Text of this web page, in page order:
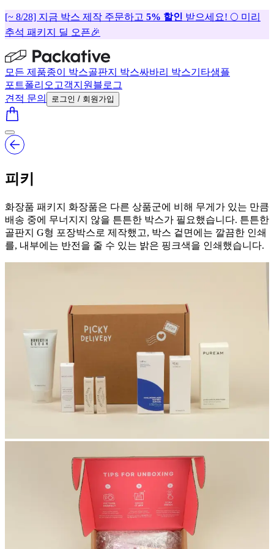
[~ 8/28] 지금 박스 제작 주문하고 5% 할인 받으세요! 🌕 미리
추석 패키지 딜 오픈🎉
모든 제품종이 박스골판지 박스싸바리 박스기타샘플
포트폴리오 고객지원 블로그
견적 문의
로그인 / 회원가입
피키
화장품 패키지 화장품은 다른 상품군에 비해 무게가 있는 만큼
배송 중에 무너지지 않을 튼튼한 박스가 필요했습니다. 튼튼한
골판지 G형 포장박스로 제작했고, 박스 겉면에는 깔끔한 인쇄
를, 내부에는 반전을 줄 수 있는 밝은 핑크색을 인쇄했습니다.